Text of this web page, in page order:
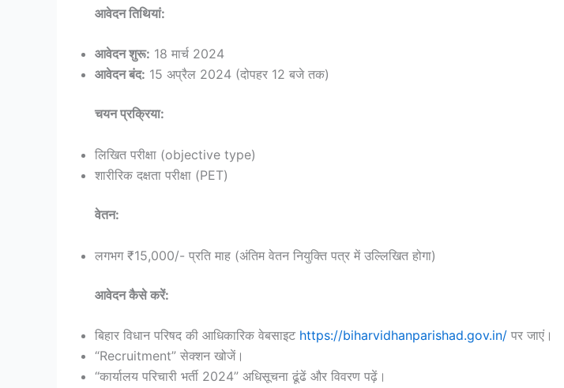
आवेदन तिथियां:
आवेदन शुरू: 18 मार्च 2024
आवेदन बंद: 15 अप्रैल 2024 (दोपहर 12 बजे तक)
चयन प्रक्रिया:
लिखित परीक्षा (objective type)
शारीरिक दक्षता परीक्षा (PET)
वेतन:
लगभग ₹15,000/- प्रति माह (अंतिम वेतन नियुक्ति पत्र में उल्लिखित होगा)
आवेदन कैसे करें:
बिहार विधान परिषद की आधिकारिक वेबसाइट https://biharvidhanparishad.gov.in/ पर जाएं।
“Recruitment” सेक्शन खोजें।
“कार्यालय परिचारी भर्ती 2024” अधिसूचना ढूंढें और विवरण पढ़ें।